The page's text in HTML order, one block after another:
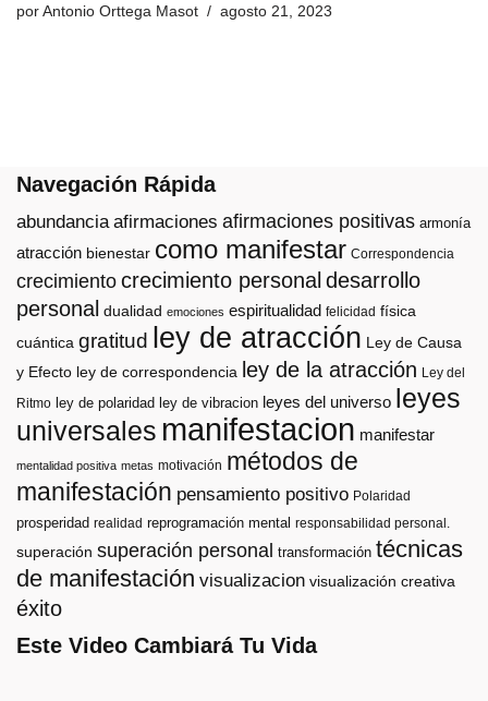
por Antonio Orttega Masot agosto 21, 2023
Navegación Rápida
abundancia afirmaciones afirmaciones positivas armonía
atracción bienestar como manifestar Correspondencia
crecimiento crecimiento personal desarrollo
personal dualidad emociones espiritualidad felicidad física
cuántica gratitud ley de atracción Ley de Causa
y Efecto ley de correspondencia ley de la atracción Ley del
Ritmo ley de polaridad ley de vibracion leyes del universo
leyes
universales manifestacion manifestar
mentalidad positiva metas motivación métodos de
manifestación pensamiento positivo Polaridad
prosperidad realidad reprogramación mental responsabilidad personal.
superación superación personal transformación técnicas
de manifestación visualizacion visualización creativa
éxito
Este Video Cambiará Tu Vida